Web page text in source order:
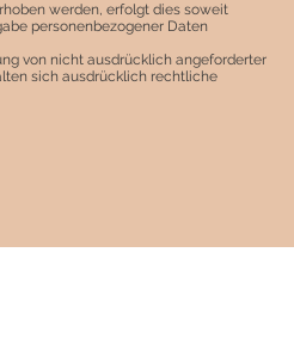
werden, erfolgt dies soweit
personenbezogener Daten
von nicht ausdrücklich angeforderter
sich ausdrücklich rechtliche